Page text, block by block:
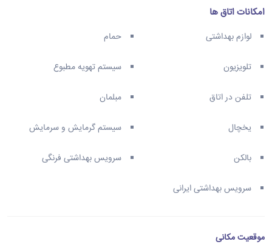
امکانات اتاق ها
لوازم بهداشتی حمام
تلویزیون سیستم تهویه مطبوع
تلفن در اتاق مبلمان
یخچال سیستم گرمایش و سرمایش
بالکن سرویس بهداشتی فرنگی
سرویس بهداشتی ایرانی
موقعیت مکانی